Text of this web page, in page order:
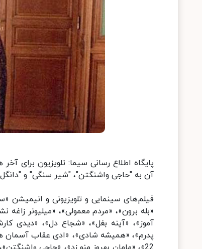
پایگاه اطلاع رسانی سیما: تلویزیون برای
آن‌ به "حاجی واشنگتن"، "شیر سنگی" و
فیلم‌های سینمایی و تلویزیونی و انیمیشن
«بله برون»، «مردم معمولی»، «میلیونر
آموز»، «آینه بغل»، «شجاع دل»، «دیدی
پدرم»، «همیشه شادی»، «ادی عقاب آسمان